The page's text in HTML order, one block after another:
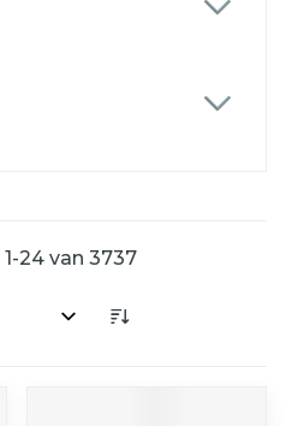
1-24 van 3737